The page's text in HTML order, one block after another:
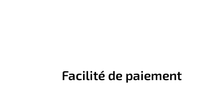
Facilité de paiement